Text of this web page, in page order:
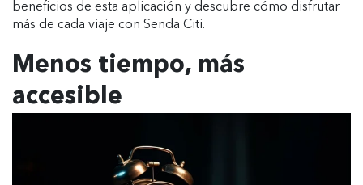
beneficios de esta aplicación y descubre cómo disfrutar
más de cada viaje con Senda Citi.
Menos tiempo, más
accesible